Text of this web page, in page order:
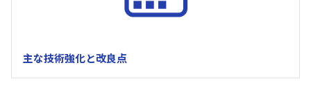
主な技術強化と改良点